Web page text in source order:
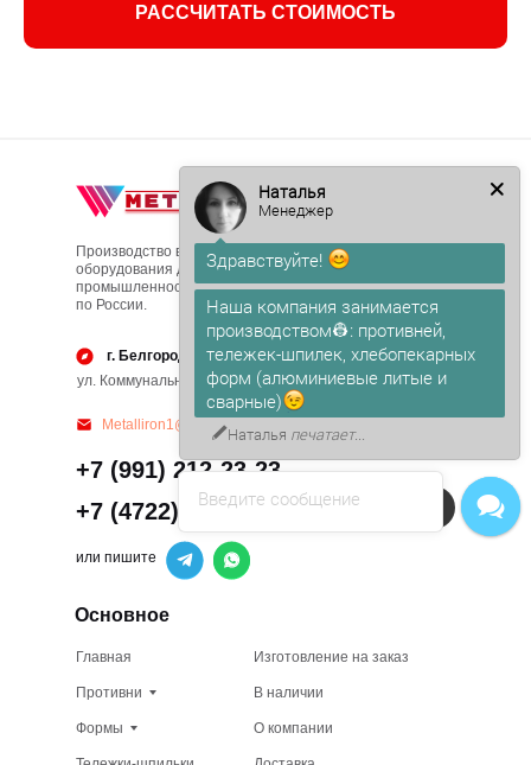
РАССЧИТАТЬ СТОИМОСТЬ
Производство вспомогательного
оборудования для пищевой
промышленности. С доставкой
по России.
г. Белгород
ул. Коммунальная д. 6, офис 2
+7 (991) 212-23-23
Metalliron1@yandex.ru
Основное
Главная
О компании
Противни
Изготовление на заказ
или пишите
+7 (4722) 50-17-45
Формы
В наличии
Напишите в чат!
Введите сообщение
Наталья
Менеджер
Здравствуйте!
Наша компания занимается
производством👷: противней,
тележек-шпилек, хлебопекарных
форм (алюминиевые литые и
сварные)
Наталья печатает...